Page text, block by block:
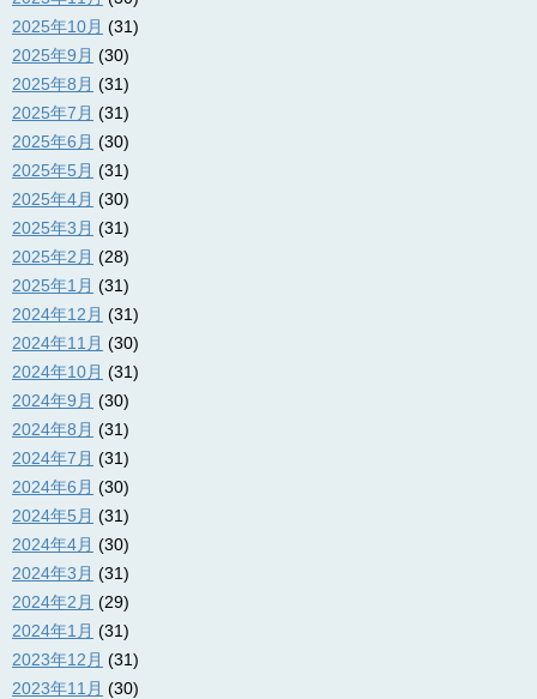
2025年10月 (31)
2025年9月 (30)
2025年8月 (31)
2025年7月 (31)
2025年6月 (30)
2025年5月 (31)
2025年4月 (30)
2025年3月 (31)
2025年2月 (28)
2025年1月 (31)
2024年12月 (31)
2024年11月 (30)
2024年10月 (31)
2024年9月 (30)
2024年8月 (31)
2024年7月 (31)
2024年6月 (30)
2024年5月 (31)
2024年4月 (30)
2024年3月 (31)
2024年2月 (29)
2024年1月 (31)
2023年12月 (31)
2023年11月 (30)